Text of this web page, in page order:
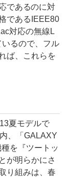
であるのに対
であるIEEE80
対応の無線L
るので、フル
ば、これらを
夏モデルで
、「GALAXY
を『ツートッ
が明らかにさ
り組みは、春